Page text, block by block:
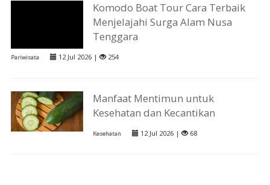
Komodo Boat Tour Cara Terbaik
Menjelajahi Surga Alam Nusa
Tenggara
Pariwisata 12 Jul 2026 | 254
Manfaat Mentimun untuk
Kesehatan dan Kecantikan
Kesehatan 12 Jul 2026 | 68